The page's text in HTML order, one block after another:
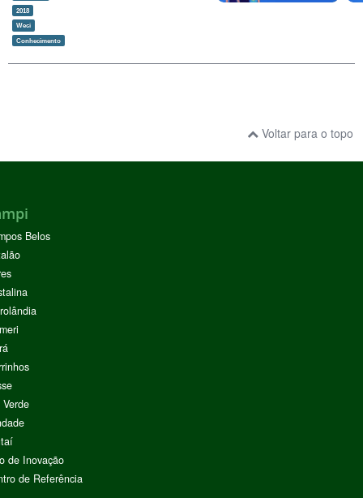
2018
Weci
Conhecimento
Voltar para o topo
Belos
de Inovação
de Referência